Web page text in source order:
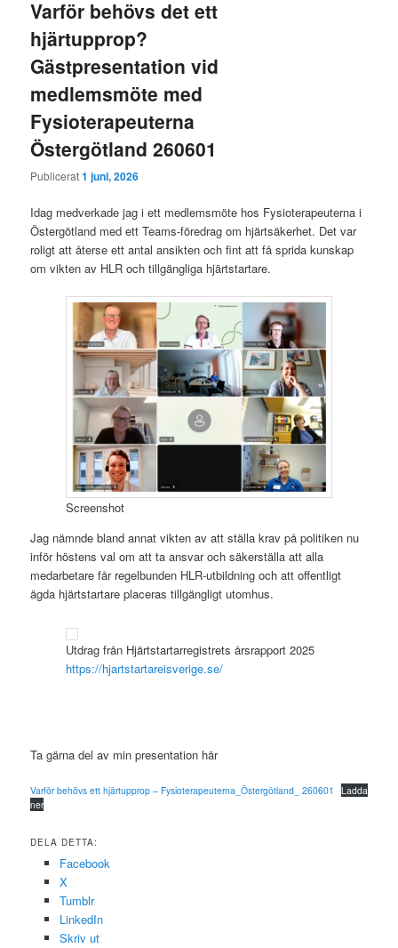
Varför behövs det ett
hjärtupprop?
Gästpresentation vid
medlemsmöte med
Fysioterapeuterna
Östergötland 260601
Publicerat1 juni, 2026
Idag medverkade jag i ett medlemsmöte hos Fysioterapeuterna i
Östergötland med ett Teams-föredrag om hjärtsäkerhet. Det var
roligt att återse ett antal ansikten och fint att få sprida kunskap
om vikten av HLR och tillgängliga hjärtstartare.
Screenshot
Jag nämnde bland annat vikten av att ställa krav på politiken nu
inför höstens val om att ta ansvar och säkerställa att alla
medarbetare får regelbunden HLR-utbildning och att offentligt
ägda hjärtstartare placeras tillgängligt utomhus.
Utdrag från Hjärtstartarregistrets årsrapport 2025
https://hjartstartareisverige.se/
Ta gärna del av min presentation här
Varför behövs ett hjärtupprop – Fysioterapeuterna_Östergötland_ 260601
Ladda
ner
DELA DETTA:
Facebook
X
Tumblr
LinkedIn
Skriv ut